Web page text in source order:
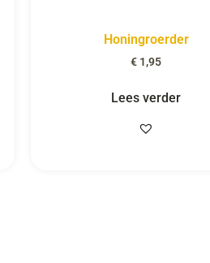
Honingroerder
€ 1,95
Lees verder